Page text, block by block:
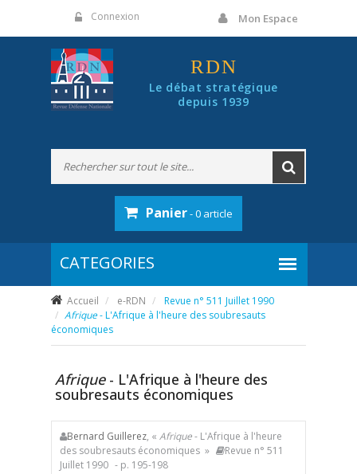
Connexion Mon Espace
RDN
Le débat stratégique
depuis 1939
Panier- 0 article
Accueil e-RDN
Revue n° 511 Juillet 1990
Afrique- L'Afrique à l'heure des soubresauts
économiques
Afrique - L'Afrique à l'heure des
soubresauts économiques
Bernard Guillerez, « Afrique- L'Afrique à l'heure
des soubresauts économiques »
Revue n° 511
Juillet 1990 - p. 195-198